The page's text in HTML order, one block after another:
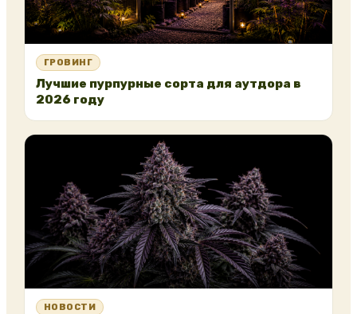
ГРОВИНГ
Лучшие пурпурные сорта для аутдора в
2026 году
НОВОСТИ